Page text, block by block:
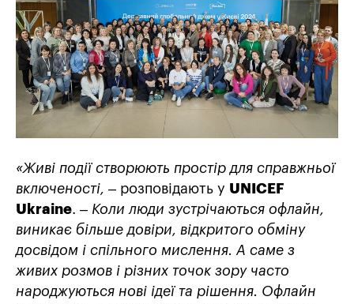
«Живі події створюють простір для справжньої
включеності, – розповідають у UNICEF
Ukraine. – Коли люди зустрічаються офлайн,
виникає більше довіри, відкритого обміну
досвідом і спільного мислення. А саме з
живих розмов і різних точок зору часто
народжуються нові ідеї та рішення. Офлайн